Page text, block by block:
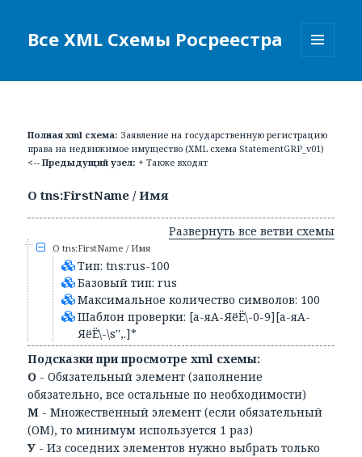
Все XML Схемы Росреестра
Полная xml схема: Заявление на государственную регистрацию
права на недвижимое имущество (XML схема StatementGRP_v01)
<-- Предыдущий узел: + Также входят
О tns:FirstName / Имя
Развернуть все ветви схемы
О tns:FirstName / Имя
Тип: tns:rus-100
Базовый тип: rus
Максимальное количество символов: 100
Шаблон проверки: [а-яА-ЯёЁ\-0-9][а-яА-
ЯёЁ\-\s'',.]*
Подсказки при просмотре xml схемы:
О - Обязательный элемент (заполнение
обязательно, все остальные по необходимости)
М - Множественный элемент (если обязательный
(ОМ), то минимум используется 1 раз)
У - Из соседних элементов нужно выбрать только